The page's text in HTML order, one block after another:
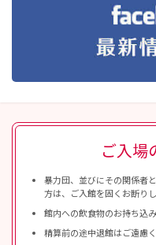
ご入場
暴力団、並びにその関係者
方は、ご入館を固くお断りし
館内への飲食物のお持ち込
精算前の途中退館はご遠慮く